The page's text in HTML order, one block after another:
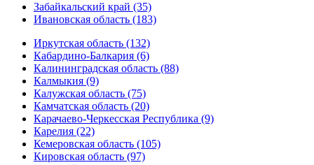
Забайкальский край (35)
Ивановская область (183)
Иркутская область (132)
Кабардино-Балкария (6)
Калининградская область (88)
Калмыкия (9)
Калужская область (75)
Камчатская область (20)
Карачаево-Черкесская Республика (9)
Карелия (22)
Кемеровская область (105)
Кировская область (97)